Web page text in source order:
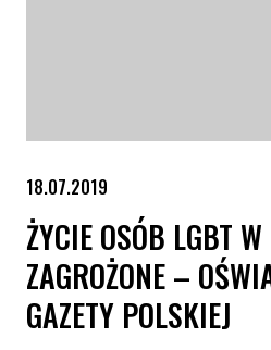
18.07.2019
ŻYCIE OSÓB LGBT
ZAGROŻONE –
GAZETY POLSKIEJ